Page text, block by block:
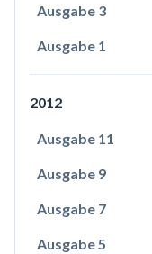
Ausgabe 3
Ausgabe 1
2012
Ausgabe 11
Ausgabe 9
Ausgabe 7
Ausgabe 5